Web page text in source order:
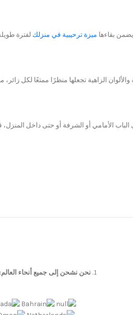
بقاءها ميزة ترحيبية في منزلك لفترة
الزاهية تجعلها منظرًا ممتعًا لكل زائر،
الأمامي أو الشرفة أو حتى داخل المنزل،
نحن نشحن إلى جميع أنحاء